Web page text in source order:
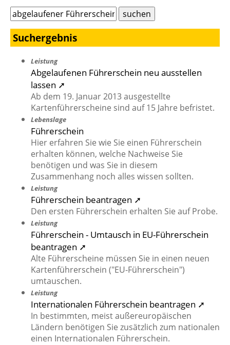
Suchergebnis
Leistung
Abgelaufenen Führerschein neu ausstellen
lassen ➚
Ab dem 19. Januar 2013 ausgestellte
Kartenführerscheine sind auf 15 Jahre befristet.
Lebenslage
Führerschein
Hier erfahren Sie wie Sie einen Führerschein
erhalten können, welche Nachweise Sie
benötigen und was Sie in diesem
Zusammenhang noch alles wissen sollten.
Leistung
Führerschein beantragen ➚
Den ersten Führerschein erhalten Sie auf Probe.
Leistung
Führerschein - Umtausch in EU-Führerschein
beantragen ➚
Alte Führerscheine müssen Sie in einen neuen
Kartenführerschein ("EU-Führerschein")
umtauschen.
Leistung
Internationalen Führerschein beantragen ➚
In bestimmten, meist außereuropäischen
Ländern benötigen Sie zusätzlich zum nationalen
einen Internationalen Führerschein.